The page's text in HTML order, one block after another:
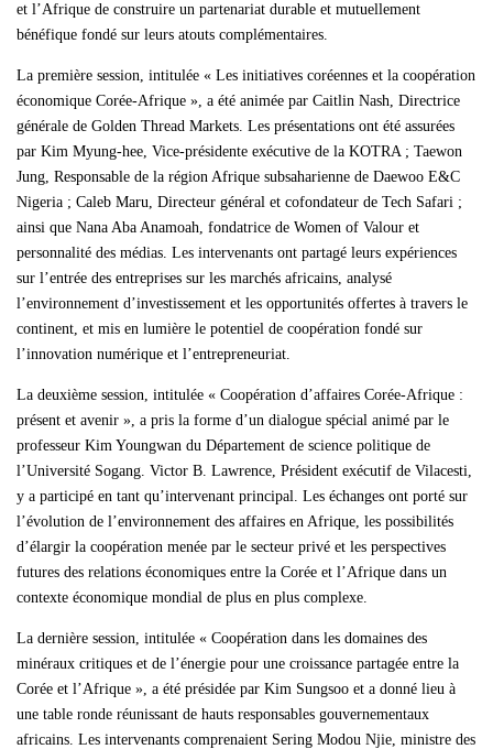
et l’Afrique de construire un partenariat durable et mutuellement
bénéfique fondé sur leurs atouts complémentaires.
La première session, intitulée « Les initiatives coréennes et la coopération
économique Corée-Afrique », a été animée par Caitlin Nash, Directrice
générale de Golden Thread Markets. Les présentations ont été assurées
par Kim Myung-hee, Vice-présidente exécutive de la KOTRA ; Taewon
Jung, Responsable de la région Afrique subsaharienne de Daewoo E&C
Nigeria ; Caleb Maru, Directeur général et cofondateur de Tech Safari ;
ainsi que Nana Aba Anamoah, fondatrice de Women of Valour et
personnalité des médias. Les intervenants ont partagé leurs expériences
sur l’entrée des entreprises sur les marchés africains, analysé
l’environnement d’investissement et les opportunités offertes à travers le
continent, et mis en lumière le potentiel de coopération fondé sur
l’innovation numérique et l’entrepreneuriat.
La deuxième session, intitulée « Coopération d’affaires Corée-Afrique :
présent et avenir », a pris la forme d’un dialogue spécial animé par le
professeur Kim Youngwan du Département de science politique de
l’Université Sogang. Victor B. Lawrence, Président exécutif de Vilacesti,
y a participé en tant qu’intervenant principal. Les échanges ont porté sur
l’évolution de l’environnement des affaires en Afrique, les possibilités
d’élargir la coopération menée par le secteur privé et les perspectives
futures des relations économiques entre la Corée et l’Afrique dans un
contexte économique mondial de plus en plus complexe.
La dernière session, intitulée « Coopération dans les domaines des
minéraux critiques et de l’énergie pour une croissance partagée entre la
Corée et l’Afrique », a été présidée par Kim Sungsoo et a donné lieu à
une table ronde réunissant de hauts responsables gouvernementaux
africains. Les intervenants comprenaient Sering Modou Njie, ministre des